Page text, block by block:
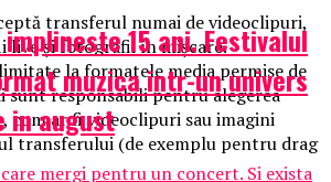
transferul numai de videoclipuri,
și fotografii în mișcare.
la formatele media permise de
sunt responsabili pentru alegerea
ar fi videoclipuri sau imagini
transferului (de exemplu pentru drag
implineste 15 ani. Festivalul
muzica intr-un univers
in august
mergi pentru un concert. Si exista